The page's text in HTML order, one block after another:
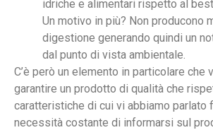
idriche e alimentari rispetto al
Un motivo in più? Non producono
digestione generando quindi un
dal punto di vista ambientale.
C’è però un elemento in particolare che
garantire un prodotto di qualità che
caratteristiche di cui vi abbiamo parlato
necessità costante di informarsi sul